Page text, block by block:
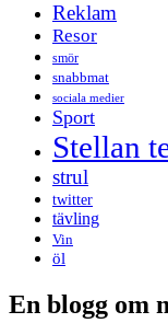
Reklam
Resor
smör
snabbmat
sociala medier
Sport
Stellan
strul
twitter
tävling
Vin
öl
En blogg om